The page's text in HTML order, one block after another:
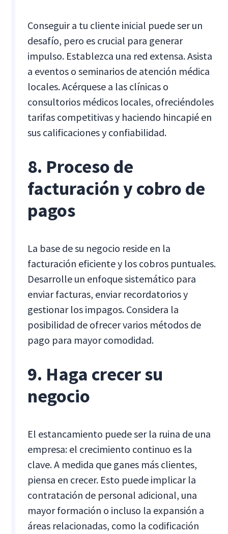
Conseguir a tu cliente inicial puede ser un
desafío, pero es crucial para generar
impulso. Establezca una red extensa. Asista
a eventos o seminarios de atención médica
locales. Acérquese a las clínicas o
consultorios médicos locales, ofreciéndoles
tarifas competitivas y haciendo hincapié en
sus calificaciones y confiabilidad.
8. Proceso de
facturación y cobro de
pagos
La base de su negocio reside en la
facturación eficiente y los cobros puntuales.
Desarrolle un enfoque sistemático para
enviar facturas, enviar recordatorios y
gestionar los impagos. Considera la
posibilidad de ofrecer varios métodos de
pago para mayor comodidad.
9. Haga crecer su
negocio
El estancamiento puede ser la ruina de una
empresa: el crecimiento continuo es la
clave. A medida que ganes más clientes,
piensa en crecer. Esto puede implicar la
contratación de personal adicional, una
mayor formación o incluso la expansión a
áreas relacionadas, como la codificación